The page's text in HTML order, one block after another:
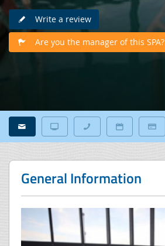
Write a review
Are you the manager of this SPA?
General Information